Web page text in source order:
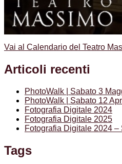
Vai al Calendario del Teatro
Articoli recenti
PhotoWalk | Sabato 3
PhotoWalk | Sabato 12
Fotografia Digitale 2024
Fotografia Digitale 2025
Fotografia Digitale 2024
Tags